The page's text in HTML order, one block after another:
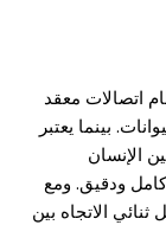
اتصالات معقد
بينما يعتبر
الإنسان
ودقيق. ومع
الاتجاه بين